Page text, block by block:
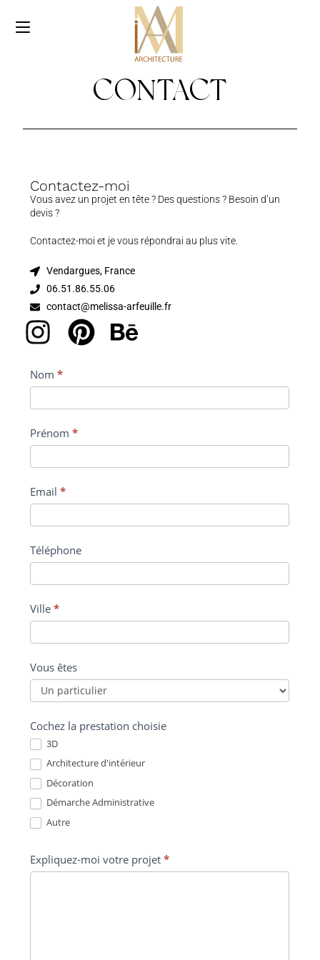
CONTACT
Contactez-moi
Vous avez un projet en tête ? Des questions ? Besoin d’un
devis ?
Contactez-moi et je vous répondrai au plus vite.
Vendargues, France
06.51.86.55.06
contact@melissa-arfeuille.fr
Contact
Nom*
Prénom*
Email*
Téléphone
Ville*
Vous êtes
Cochez la prestation choisie
3D
Architecture d'intérieur
Décoration
Démarche Administrative
Autre
Expliquez-moi votre projet*